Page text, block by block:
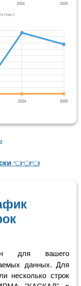
👈👈👈
для вашего
данных. Для
несколько строк